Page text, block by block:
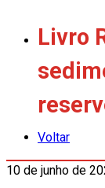
Livro
Voltar
10 de junho de